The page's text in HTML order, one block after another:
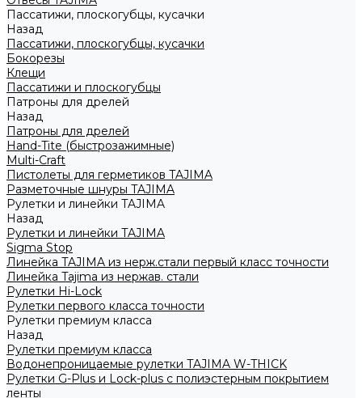
Пассатижи, плоскогубцы, кусачки
Назад
Пассатижи, плоскогубцы, кусачки
Бокорезы
Клещи
Пассатижи и плоскогубцы
Патроны для дрелей
Назад
Патроны для дрелей
Hand-Tite (быстрозажимные)
Multi-Craft
Пистолеты для герметиков TAJIMA
Разметочные шнуры TAJIMA
Рулетки и линейки TAJIMA
Назад
Рулетки и линейки TAJIMA
Sigma Stop
Линейка TAJIMA из нерж.стали первый класс точности
Линейка Tajima из нержав. стали
Рулетки Hi-Lock
Рулетки первого класса точности
Рулетки премиум класса
Назад
Рулетки премиум класса
Водонепроницаемые рулетки TAJIMA W-THICK
Рулетки G-Plus и Lock-plus с полиэстерным покрытием
ленты